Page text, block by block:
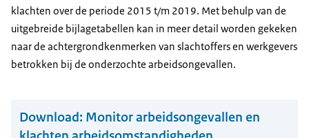
klachten over de periode 2015 t/m 2019. Met behulp van de
uitgebreide bijlagetabellen kan in meer detail worden gekeken
naar de achtergrondkenmerken van slachtoffers en werkgevers
betrokken bij de onderzochte arbeidsongevallen.
Download: Monitor arbeidsongevallen en